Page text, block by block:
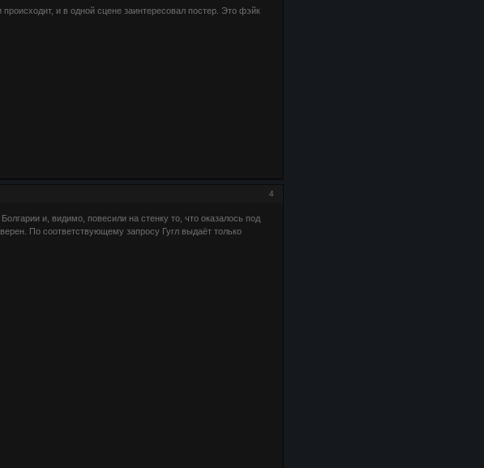
и в одной сцене заинтересовал постер. Это фэйк
4
и, видимо, повесили на стенку то, что оказалось под
По соответствующему запросу Гугл выдаёт только